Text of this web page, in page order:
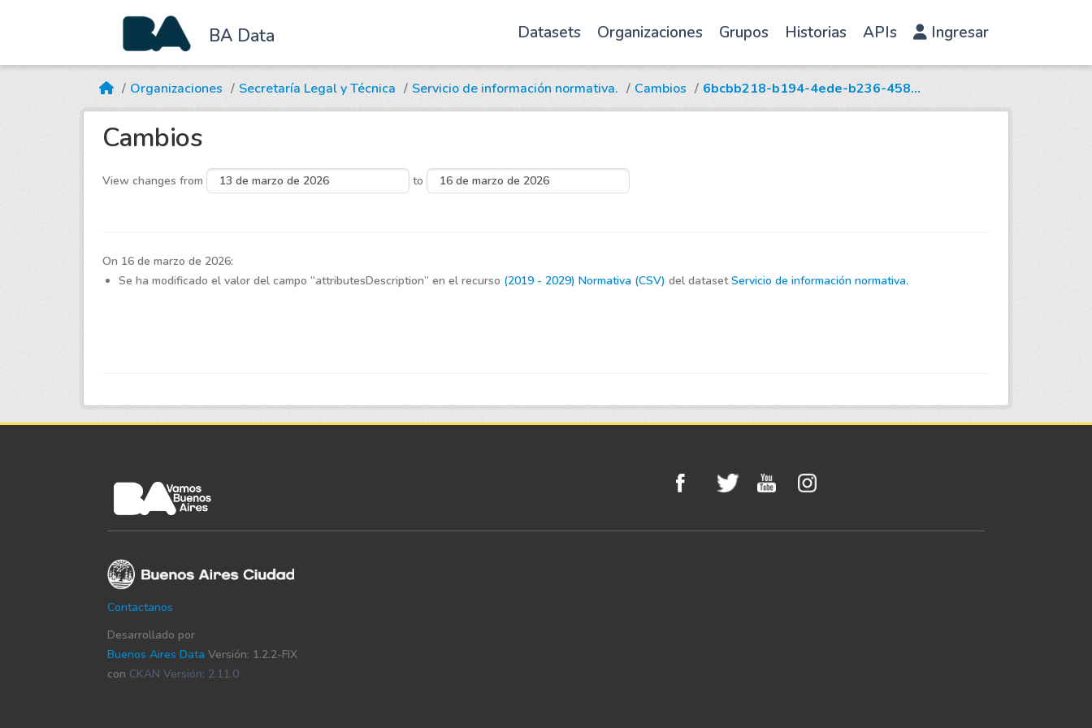
Skip to main content
BA Data Datasets Organizaciones Grupos Historias APIs Ingresar
Organizaciones Secretaría Legal y Técnica Servicio de información normativa. Cambios 6bcbb218-b194-4ede-b236-458...
Cambios
View changes from to
On 16 de marzo de 2026:
Se ha modificado el valor del campo attributesDescription en el recurso (2019 - 2029) Normativa (CSV) del datasetServicio de información normativa.
Contactanos
Desarrollado por
Buenos Aires Data Versión: 1.2.2-FIX
con CKAN Versión: 2.11.0